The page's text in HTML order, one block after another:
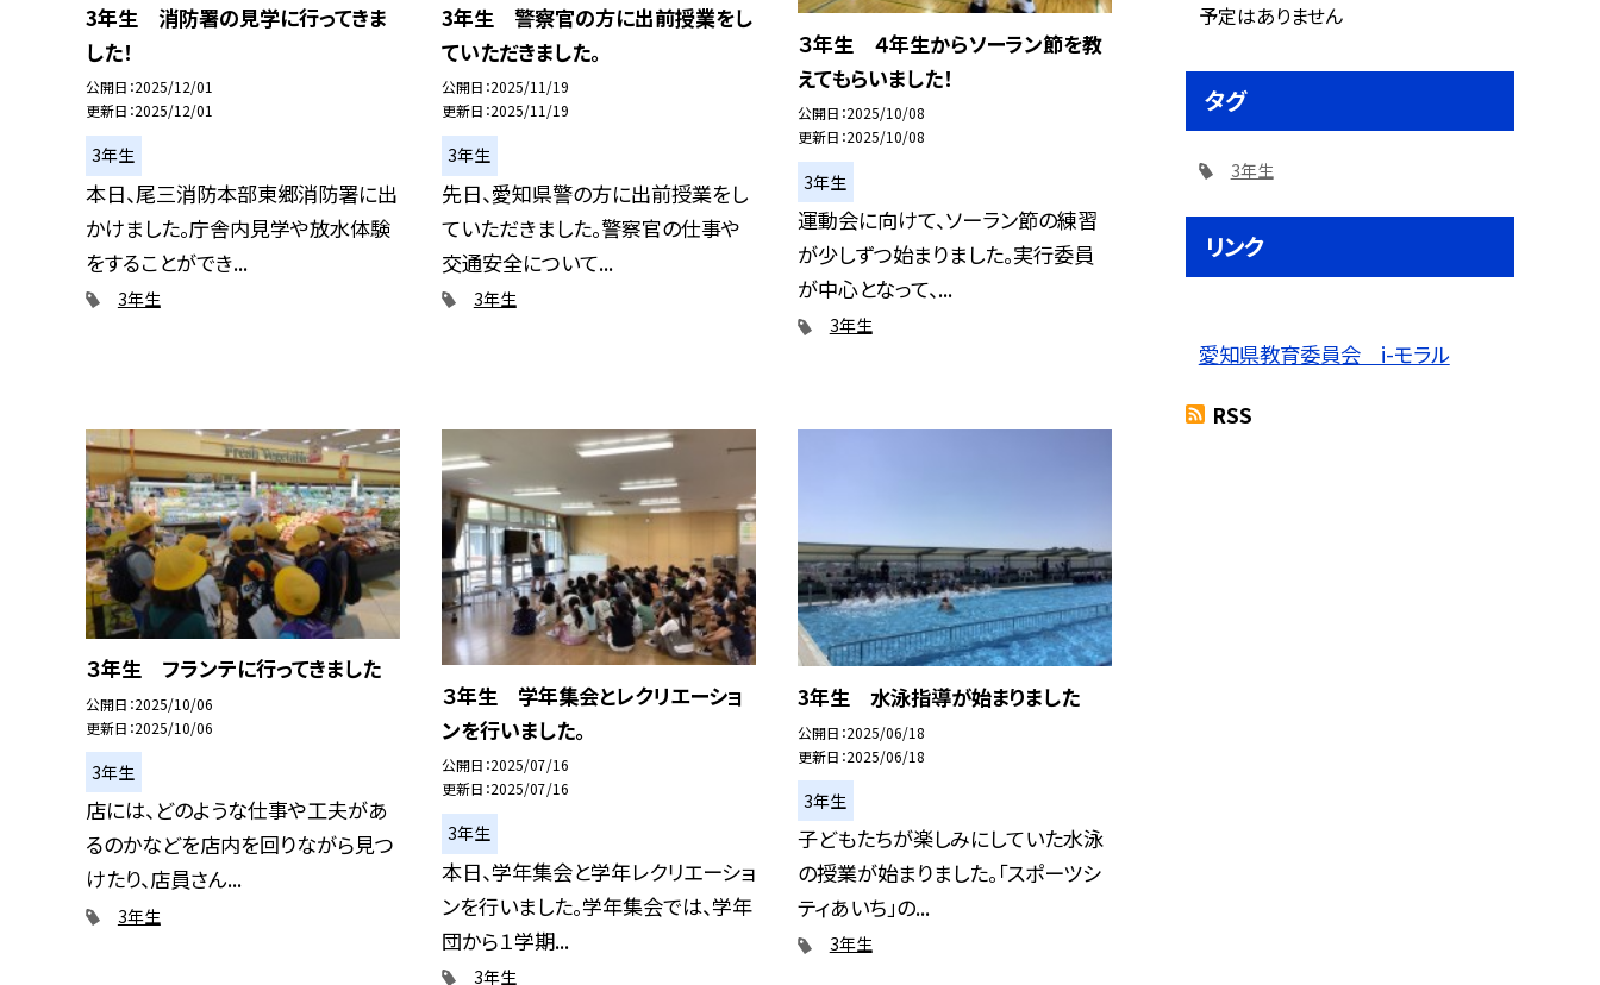
3年生 消防署の見学に行ってきま
した！
公開日 2025/12/01
更新日 2025/12/01
3年生
本日、尾三消防本部東郷消防署に出
かけました。庁舎内見学や放水体験
をすることができ...
3年生
3年生 警察官の方に出前授業をし
ていただきました。
公開日 2025/11/19
更新日 2025/11/19
3年生
先日、愛知県警の方に出前授業をし
ていただきました。警察官の仕事や
交通安全について...
3年生
３年生 ４年生からソーラン節を教
えてもらいました！
公開日 2025/10/08
更新日 2025/10/08
3年生
運動会に向けて、ソーラン節の練習
が少しずつ始まりました。実行委員
が中心となって、...
3年生
３年生 フランテに行ってきました
公開日 2025/10/06
更新日 2025/10/06
3年生
店には、どのような仕事や工夫があ
るのかなどを店内を回りながら見つ
けたり、店員さん...
3年生
３年生 学年集会とレクリエーショ
ンを行いました。
公開日 2025/07/16
更新日 2025/07/16
3年生
本日、学年集会と学年レクリエーショ
ンを行いました。学年集会では、学年
団から１学期...
3年生
3年生 水泳指導が始まりました
公開日 2025/06/18
更新日 2025/06/18
3年生
子どもたちが楽しみにしていた水泳
の授業が始まりました。「スポーツシ
ティあいち」の...
3年生
予定はありません
タグ
3年生
リンク
愛知県教育委員会 i-モラル
RSS